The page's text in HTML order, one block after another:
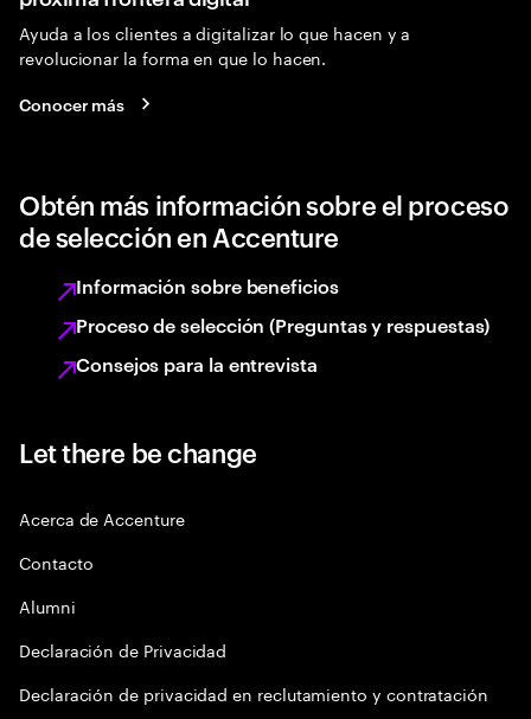
Ayuda a los clientes a digitalizar lo que hacen y a
revolucionar la forma en que lo hacen.
Conocer más
Obtén más información sobre el proceso
de selección en Accenture
Información sobre beneficios
Proceso de selección (Preguntas y respuestas)
Consejos para la entrevista
Let there be change
Acerca de Accenture
Contacto
Alumni
Declaración de Privacidad
Declaración de privacidad en reclutamiento y contratación